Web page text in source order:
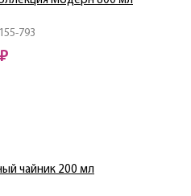
793
чайник 200 мл